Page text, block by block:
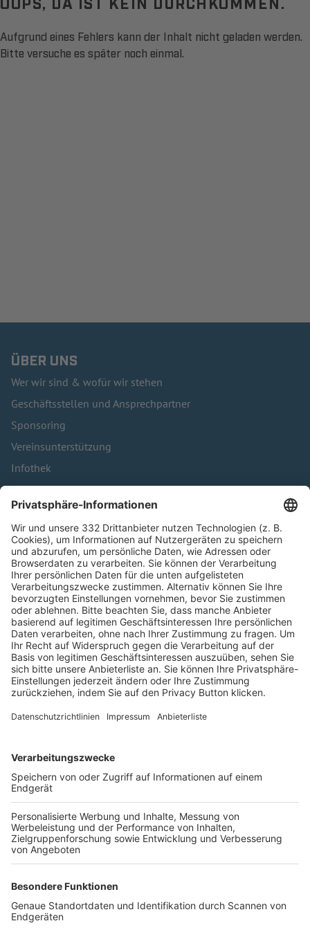
Aufgrund eines Fehlers kann der Inhalt nicht geladen werden.
Bitte versuche es später noch einmal.
ÜBER UNS
Wer wir sind & wofür wir stehen
Geschäftsstellen und Ansprechpartner
Sponsoring
Vereinsunterstützung
Infothek
Kontakt
HÄUFIG BESUCHTE SEITEN
Pässe und Vereinswechsel
Trainerausbildung
Schulungsangebot Vereinsmitarbeiter
BFV-Geschäftsstellen
Trainerbörse
Login SpielPlus
FOLGE DEM BFV
TOP-VEREINE
TOP-PARTNER